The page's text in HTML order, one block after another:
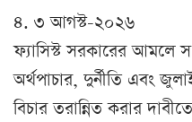
৪. ৩ আগস্ট-২০২৬
ফ্যাসিস্ট সরকারের
অর্থপাচার, দুর্নীতি এবং
বিচার তরান্নিত করার